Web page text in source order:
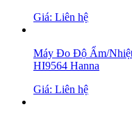
Giá: Liên hệ
Máy Đo Độ Ẩm/
HI9564 Hanna
Giá: Liên hệ